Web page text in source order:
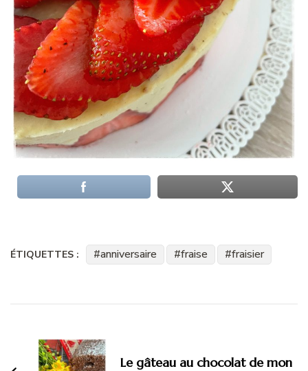
ÉTIQUETTES : anniversaire fraise fraisier
d'article
Le gâteau au chocolat de mon